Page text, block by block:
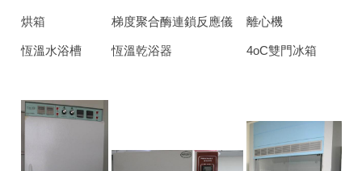
烘箱 梯度聚合酶連鎖反應儀 離心機
恆溫水浴槽 恆溫乾浴器 4oC雙門冰箱